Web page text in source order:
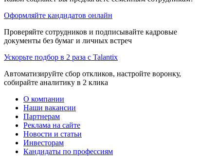
Оформляйте кандидатов онлайн
Проверяйте сотрудников и подписывайте кадровые
документы без бумаг и личных встреч
Ускорьте подбор в 2 раза с Talantix
Автоматизируйте сбор откликов, настройте воронку,
собирайте аналитику в 2 клика
О компании
Наши вакансии
Партнерам
Реклама на сайте
Новости и статьи
Инвесторам
Кандидаты по профессиям